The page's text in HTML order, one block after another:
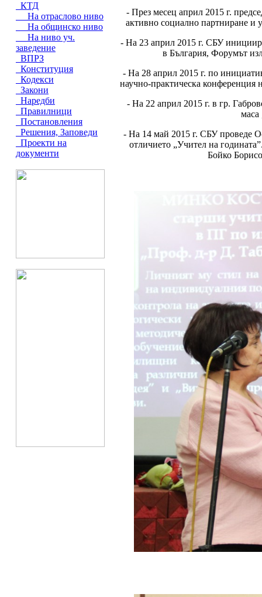
КТД
На отраслово ниво
На общинско ниво
На ниво уч.
заведение
ВПРЗ
Конституция
Кодекси
Закони
Наредби
Правилници
Постановления
Решения, Заповеди
Проекти на
документи
- През месец април 2015 г.
активно социално партниране и
- На 23 април 2015 г. СБУ
в България, Форумът
- На 28 април 2015 г. по
научно-практическа конференция
- На 22 април 2015 г. в гр.
маса
- На 14 май 2015 г. СБУ проведе
отличието „Учител на
Бойко